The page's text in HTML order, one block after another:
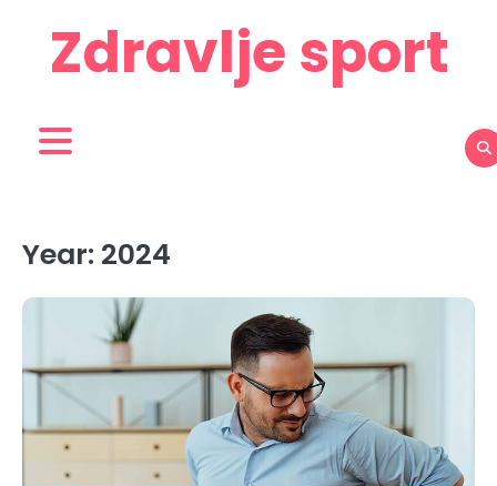
contentZdravlje sport
Year: 2024